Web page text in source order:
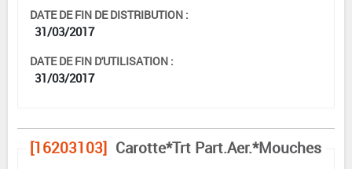
DATE DE FIN DE DISTRIBUTION :
31/03/2017
DATE DE FIN D'UTILISATION :
31/03/2017
[16203103] Carotte*Trt Part.Aer.*Mouches